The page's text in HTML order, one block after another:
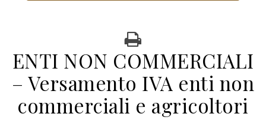
ENTI NON COMMERCIALI
– Versamento IVA enti non
commerciali e agricoltori